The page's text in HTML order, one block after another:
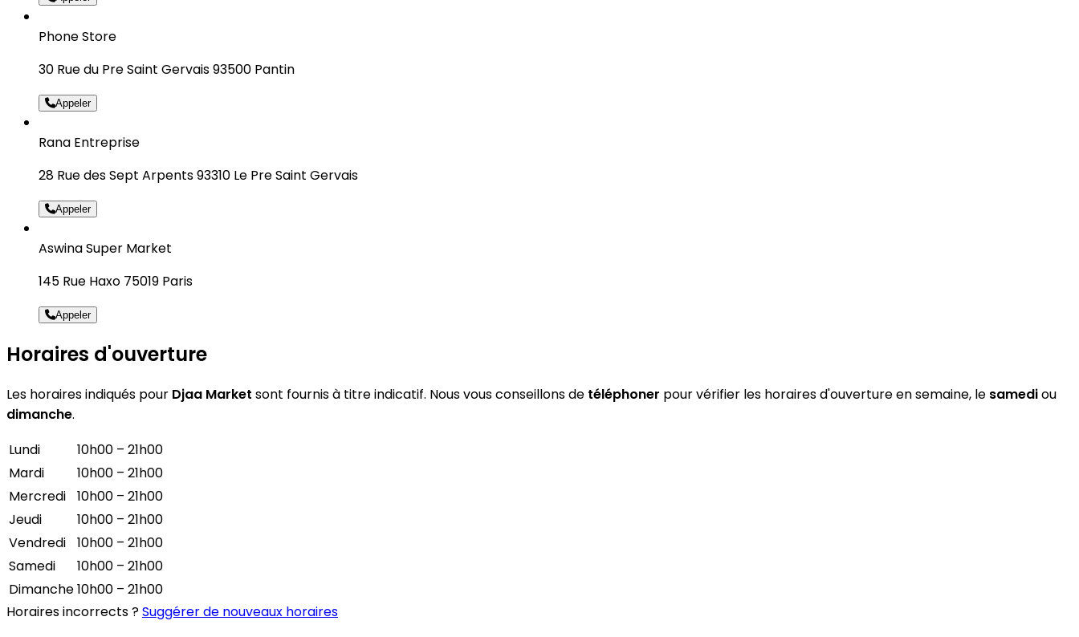
Phone Store
30 Rue du Pre Saint Gervais 93500 Pantin
Appeler
Rana Entreprise
28 Rue des Sept Arpents 93310 Le Pre Saint Gervais
Appeler
Aswina Super Market
145 Rue Haxo 75019 Paris
Appeler
Horaires d'ouverture
Les horaires indiqués pour Djaa Market sont fournis à titre indicatif. Nous vous conseillons de téléphoner pour vérifier les horaires d'ouverture en semaine, le samediou
dimanche.
Lundi
10h00 – 21h00
Mardi
10h00 – 21h00
Mercredi
10h00 – 21h00
Jeudi
10h00 – 21h00
Vendredi
10h00 – 21h00
Samedi
10h00 – 21h00
Dimanche10h00 – 21h00
Horaires incorrects ?Suggérer de nouveaux horaires